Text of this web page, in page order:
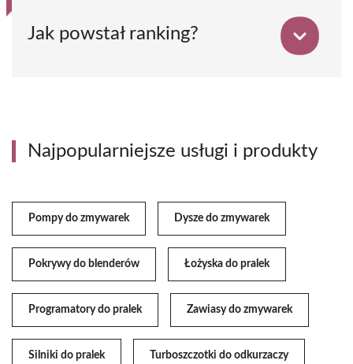
Jak powstał ranking?
Najpopularniejsze usługi i produkty
Pompy do zmywarek Dysze do zmywarek
Pokrywy do blenderów Łożyska do pralek
Programatory do pralek Zawiasy do zmywarek
Silniki do pralek Turboszczotki do odkurzaczy